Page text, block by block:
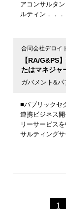
アコンサルタ
ルティン．．．
【RA/G&PS
たはマネジャ
ガバメント&
合同会社デロイ
■パブリックセ
連携ビジネス
リーサービス
サルティング
1